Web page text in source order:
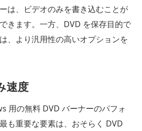
は、ビデオのみを書き込むことが
きます。一方、DVD を保存目的で
、より汎用性の高いオプションを
速度
用の無料 DVD バーナーのパフォ
も重要な要素は、おそらく DVD